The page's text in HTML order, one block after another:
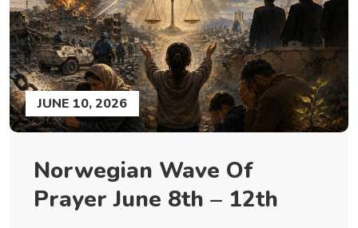
JUNE 10, 2026
Norwegian Wave Of
Prayer June 8th – 12th